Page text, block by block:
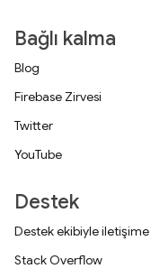
Bağlı kalma
Blog
Firebase Zirvesi
Twitter
YouTube
Destek
Destek ekibiyle
Stack Overflow